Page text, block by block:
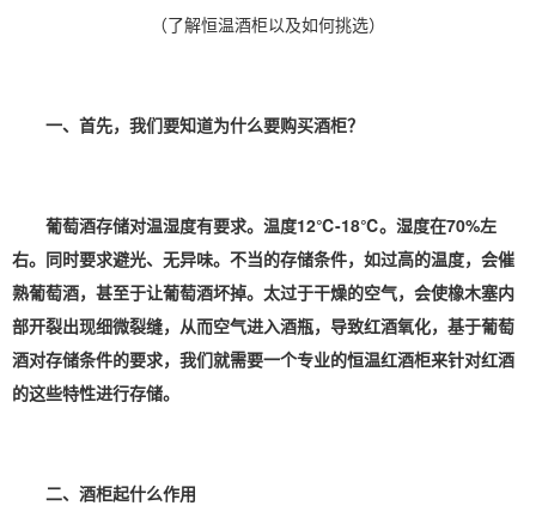
（了解恒温酒柜以及如何挑选）
一、首先，我们要知道为什么要购买酒柜？
葡萄酒存储对温湿度有要求。温度12℃-18℃。湿度在70%左
右。同时要求避光、无异味。不当的存储条件，如过高的温度，会催
熟葡萄酒，甚至于让葡萄酒坏掉。太过于干燥的空气，会使橡木塞内
部开裂出现细微裂缝，从而空气进入酒瓶，导致红酒氧化，基于葡萄
酒对存储条件的要求，我们就需要一个专业的恒温红酒柜来针对红酒
的这些特性进行存储。
二、酒柜起什么作用